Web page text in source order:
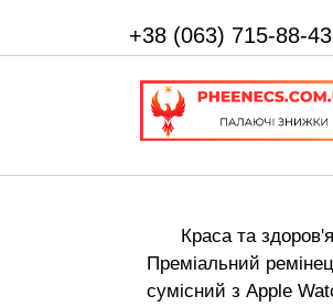
+38 (063) 715-88-43
Краса та здоров'я
Преміальний
сумісний з Apple